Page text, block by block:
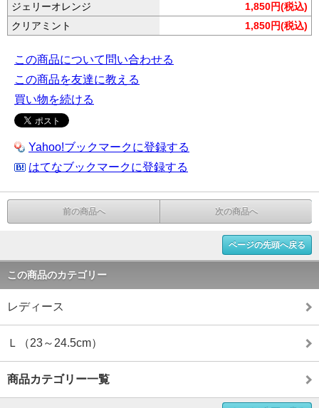
ジェリーオレンジ
1,850円(税込)
クリアミント
1,850円(税込)
この商品について問い合わせる
この商品を友達に教える
買い物を続ける
Yahoo!ブックマークに登録する
はてなブックマークに登録する
前の商品へ 次の商品へ
ページの先頭へ戻る
この商品のカテゴリー
レディース
Ｌ（23～24.5cm）
商品カテゴリー一覧